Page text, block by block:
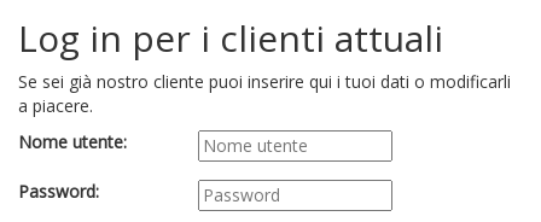
Log in per i clienti attuali
Se sei già nostro cliente puoi inserire qui i tuoi dati o modificarli
a piacere.
Nome utente:
Password: